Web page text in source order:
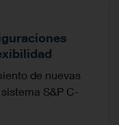
de nuevas
S&P C-